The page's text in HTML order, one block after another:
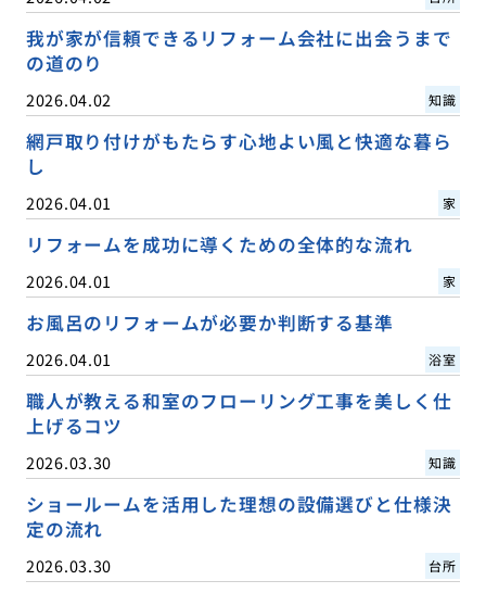
我が家が信頼できるリフォーム会社に出会うまで
の道のり
2026.04.02 知識
網戸取り付けがもたらす心地よい風と快適な暮ら
し
2026.04.01 家
リフォームを成功に導くための全体的な流れ
2026.04.01 家
お風呂のリフォームが必要か判断する基準
2026.04.01 浴室
職人が教える和室のフローリング工事を美しく仕
上げるコツ
2026.03.30 知識
ショールームを活用した理想の設備選びと仕様決
定の流れ
2026.03.30 台所